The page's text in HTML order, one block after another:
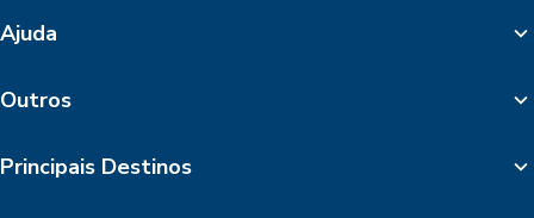
Ajuda
Outros
Principais Destinos